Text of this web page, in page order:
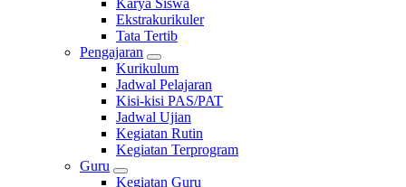
Karya Siswa
Ekstrakurikuler
Tata Tertib
Pengajaran
Kurikulum
Jadwal Pelajaran
Kisi-kisi PAS/PAT
Jadwal Ujian
Kegiatan Rutin
Kegiatan Terprogram
Guru
Kegiatan Guru